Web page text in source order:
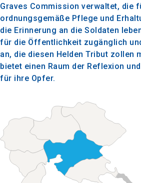
Graves Commission verwaltet, die
ordnungsgemäße Pflege und
die Erinnerung an die Soldaten
für die Öffentlichkeit zugänglich
an, die diesen Helden Tribut zollen
bietet einen Raum der Reflexion
für ihre Opfer.